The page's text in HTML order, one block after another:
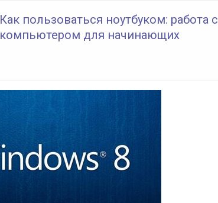
Как пользоваться ноутбуком: работа с
компьютером для начинающих